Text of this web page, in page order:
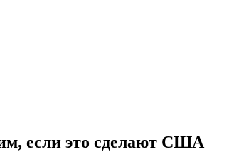
если это сделают США